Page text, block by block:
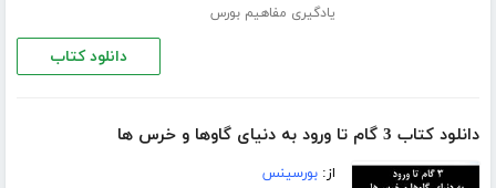
یادگیری مفاهیم بورس
دانلود کتاب
دانلود کتاب 3 گام تا ورود به دنیای گاوها و خرس ها
از:بورسینس